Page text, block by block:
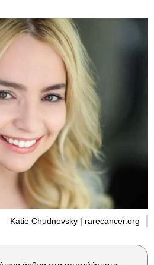
Katie Chudnovsky | rarecancer.org